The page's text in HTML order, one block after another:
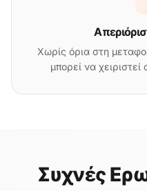
Χωρίς όρια στη
μπορεί να
Συχνές